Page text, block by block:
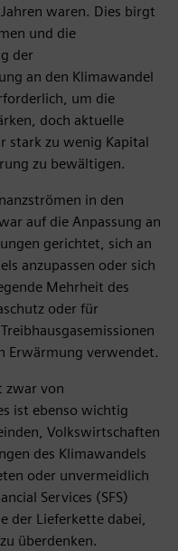
waren. Dies birgt
und die
der
an den Klimawandel
um die
doch aktuelle
stark zu wenig Kapital
zu bewältigen.
in den
auf die Anpassung an
gerichtet, sich an
anzupassen oder sich
Mehrheit des
oder für
Erwärmung verwendet.
zwar von
ist ebenso wichtig
Volkswirtschaften
des Klimawandels
oder unvermeidlich
Services (SFS)
der Lieferkette dabei,
überdenken.